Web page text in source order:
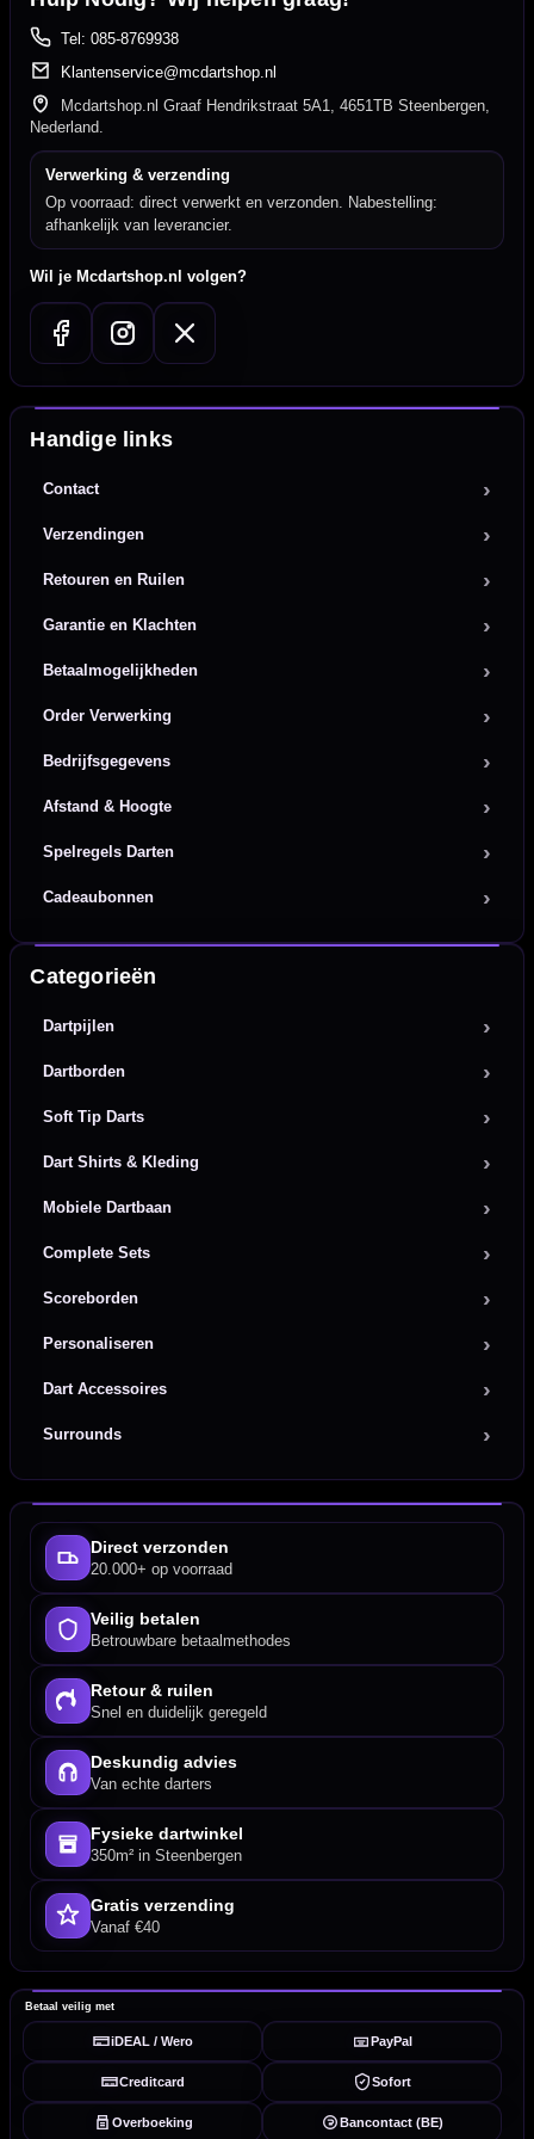
Tel: 085-8769938
Klantenservice@mcdartshop.nl
Mcdartshop.nl Graaf Hendrikstraat 5A1, 4651TB Steenbergen,
Nederland.
Verwerking & verzending
Op voorraad: direct verwerkt en verzonden. Nabestelling:
afhankelijk van leverancier.
Wil je Mcdartshop.nl volgen?
Handige links
Contact
Verzendingen
Retouren en Ruilen
Garantie en Klachten
Betaalmogelijkheden
Order Verwerking
Bedrijfsgegevens
Afstand & Hoogte
Spelregels Darten
Cadeaubonnen
Categorieën
Dartpijlen
Dartborden
Soft Tip Darts
Dart Shirts & Kleding
Mobiele Dartbaan
Complete Sets
Scoreborden
Personaliseren
Dart Accessoires
Surrounds
Direct verzonden
20.000+ op voorraad
Veilig betalen
Betrouwbare betaalmethodes
Retour & ruilen
Snel en duidelijk geregeld
Deskundig advies
Van echte darters
Fysieke dartwinkel
350m² in Steenbergen
Gratis verzending
Vanaf €40
Betaal veilig met
iDEAL / Wero PayPal
Creditcard Sofort
Overboeking Bancontact (BE)